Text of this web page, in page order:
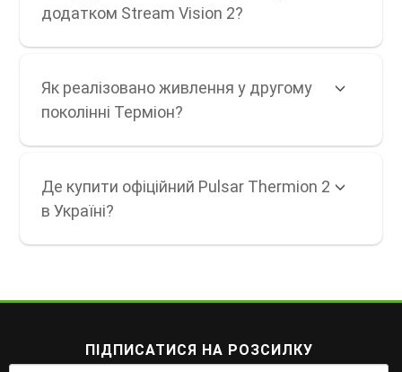
додатком Stream Vision 2?
Як реалізовано живлення у другому
поколінні Терміон?
Де купити офіційний Pulsar Thermion 2
в Україні?
ПІДПИСАТИСЯ НА РОЗСИЛКУ